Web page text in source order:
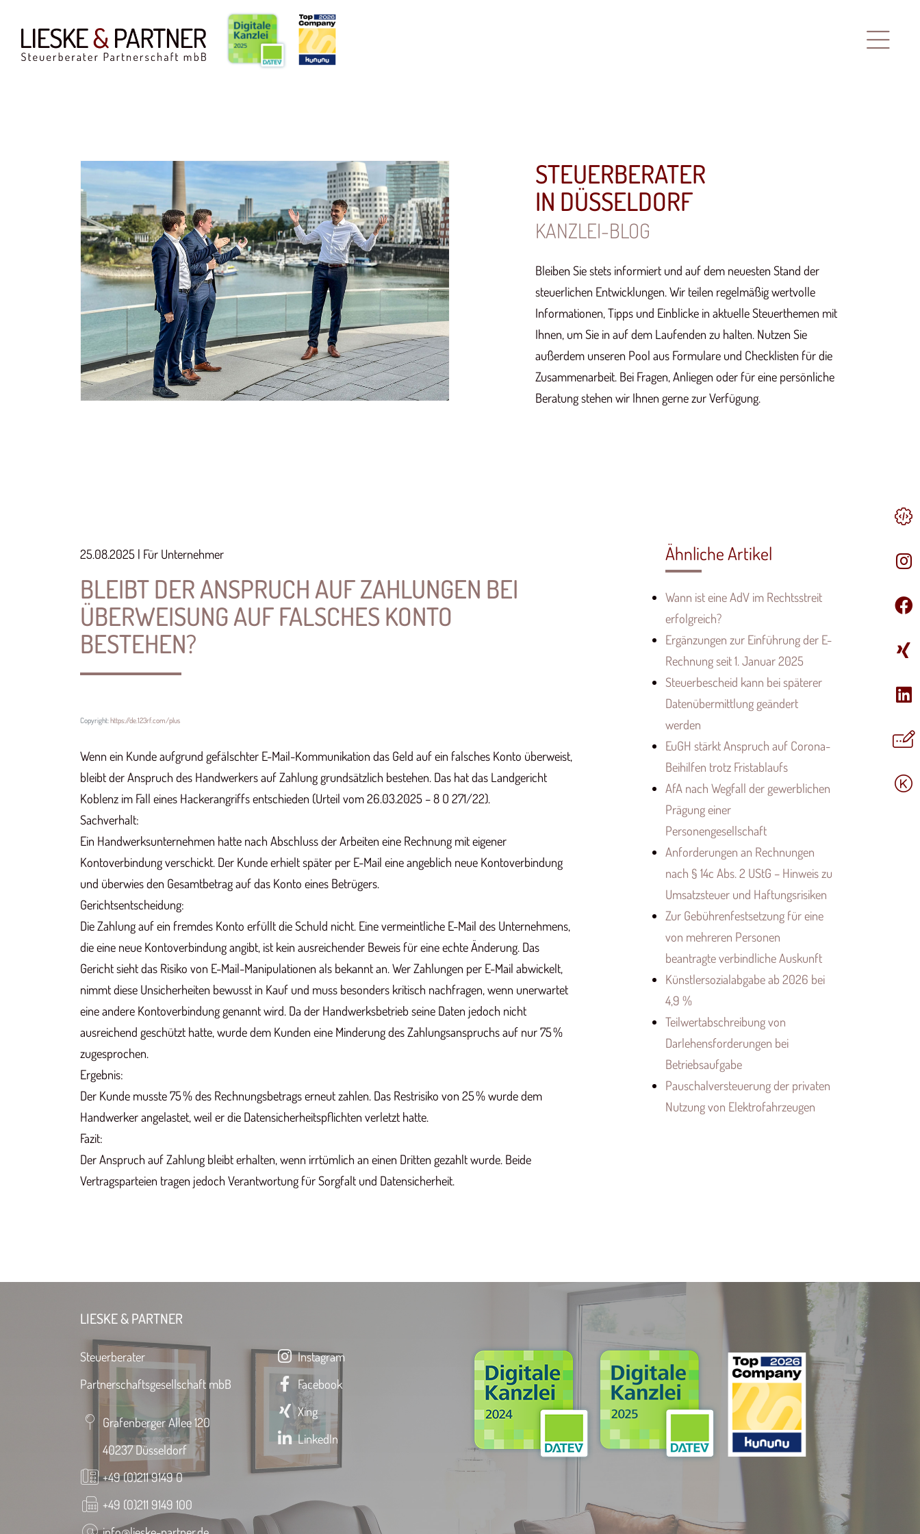
STEUERBERATER
IN DÜSSELDORF
KANZLEI-BLOG
Bleiben Sie stets informiert und auf dem neuesten Stand der
steuerlichen Entwicklungen. Wir teilen regelmäßig wertvolle
Informationen, Tipps und Einblicke in aktuelle Steuerthemen mit
Ihnen, um Sie in auf dem Laufenden zu halten. Nutzen Sie
außerdem unseren Pool aus Formulare und Checklisten für die
Zusammenarbeit. Bei Fragen, Anliegen oder für eine persönliche
Beratung stehen wir Ihnen gerne zur Verfügung.
25.08.2025 | Für Unternehmer
BLEIBT DER ANSPRUCH AUF ZAHLUNGEN BEI
ÜBERWEISUNG AUF FALSCHES KONTO
BESTEHEN?
Copyright:https://de.123rf.com/plus
Wenn ein Kunde aufgrund gefälschter E-Mail-Kommunikation das Geld auf ein falsches Konto überweist,
bleibt der Anspruch des Handwerkers auf Zahlung grundsätzlich bestehen. Das hat das Landgericht
Koblenz im Fall eines Hackerangriffs entschieden (Urteil vom 26.03.2025 – 8 O 271/22).
Sachverhalt:
Ein Handwerksunternehmen hatte nach Abschluss der Arbeiten eine Rechnung mit eigener
Kontoverbindung verschickt. Der Kunde erhielt später per E-Mail eine angeblich neue Kontoverbindung
und überwies den Gesamtbetrag auf das Konto eines Betrügers.
Gerichtsentscheidung:
Die Zahlung auf ein fremdes Konto erfüllt die Schuld nicht. Eine vermeintliche E-Mail des Unternehmens,
die eine neue Kontoverbindung angibt, ist kein ausreichender Beweis für eine echte Änderung. Das
Gericht sieht das Risiko von E-Mail-Manipulationen als bekannt an. Wer Zahlungen per E-Mail abwickelt,
nimmt diese Unsicherheiten bewusst in Kauf und muss besonders kritisch nachfragen, wenn unerwartet
eine andere Kontoverbindung genannt wird. Da der Handwerksbetrieb seine Daten jedoch nicht
ausreichend geschützt hatte, wurde dem Kunden eine Minderung des Zahlungsanspruchs auf nur 75 %
zugesprochen.
Ergebnis:
Der Kunde musste 75 % des Rechnungsbetrags erneut zahlen. Das Restrisiko von 25 % wurde dem
Handwerker angelastet, weil er die Datensicherheitspflichten verletzt hatte.
Fazit:
Der Anspruch auf Zahlung bleibt erhalten, wenn irrtümlich an einen Dritten gezahlt wurde. Beide
Vertragsparteien tragen jedoch Verantwortung für Sorgfalt und Datensicherheit.
Ähnliche Artikel
Wann ist eine AdV im Rechtsstreit
erfolgreich?
Ergänzungen zur Einführung der E-
Rechnung seit 1. Januar 2025
Steuerbescheid kann bei späterer
Datenübermittlung geändert
werden
EuGH stärkt Anspruch auf Corona-
Beihilfen trotz Fristablaufs
AfA nach Wegfall der gewerblichen
Prägung einer
Personengesellschaft
Anforderungen an Rechnungen
nach § 14c Abs. 2 UStG – Hinweis zu
Umsatzsteuer und Haftungsrisiken
Zur Gebührenfestsetzung für eine
von mehreren Personen
beantragte verbindliche Auskunft
Künstlersozialabgabe ab 2026 bei
4,9 %
Teilwertabschreibung von
Darlehensforderungen bei
Betriebsaufgabe
Pauschalversteuerung der privaten
Nutzung von Elektrofahrzeugen
LIESKE & PARTNER
Steuerberater
Partnerschaftsgesellschaft mbB
Grafenberger Allee 120
40237 Düsseldorf
+49 (0)211 9149 0
+49 (0)211 9149 100
Instagram
Facebook
Xing
LinkedIn